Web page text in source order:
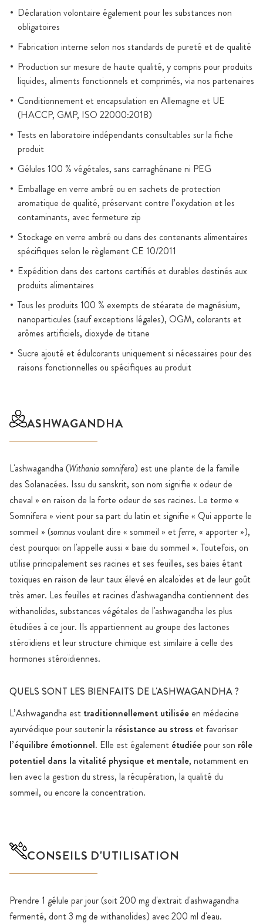
Déclaration volontaire également pour les substances non
obligatoires
Fabrication interne selon nos standards de pureté et de qualité
Production sur mesure de haute qualité, y compris pour produits
liquides, aliments fonctionnels et comprimés, via nos partenaires
Conditionnement et encapsulation en Allemagne et UE
(HACCP, GMP, ISO 22000:2018)
Tests en laboratoire indépendants consultables sur la fiche
produit
Gélules 100 % végétales, sans carraghénane ni PEG
Emballage en verre ambré ou en sachets de protection
aromatique de qualité, préservant contre l’oxydation et les
contaminants, avec fermeture zip
Stockage en verre ambré ou dans des contenants alimentaires
spécifiques selon le règlement CE 10/2011
Expédition dans des cartons certifiés et durables destinés aux
produits alimentaires
Tous les produits 100 % exempts de stéarate de magnésium,
nanoparticules (sauf exceptions légales), OGM, colorants et
arômes artificiels, dioxyde de titane
Sucre ajouté et édulcorants uniquement si nécessaires pour des
raisons fonctionnelles ou spécifiques au produit
ASHWAGANDHA
L'ashwagandha (Withania somnifera) est une plante de la famille
des Solanacées. Issu du sanskrit, son nom signifie « odeur de
cheval » en raison de la forte odeur de ses racines. Le terme «
Somnifera » vient pour sa part du latin et signifie « Qui apporte le
sommeil » (somnusvoulant dire « sommeil » etferre, « apporter »),
c'est pourquoi on l'appelle aussi « baie du sommeil ». Toutefois, on
utilise principalement ses racines et ses feuilles, ses baies étant
toxiques en raison de leur taux élevé en alcaloïdes et de leur goût
très amer. Les feuilles et racines d'ashwagandha contiennent des
withanolides, substances végétales de l'ashwagandha les plus
étudiées à ce jour. Ils appartiennent au groupe des lactones
stéroïdiens et leur structure chimique est similaire à celle des
hormones stéroïdiennes.
QUELS SONT LES BIENFAITS DE L'ASHWAGANDHA ?
L’Ashwagandha est traditionnellement utilisée en médecine
ayurvédique pour soutenir la résistance au stress et favoriser
l’équilibre émotionnel. Elle est également étudiéepour son rôle
potentiel dans la vitalité physique et mentale, notamment en
lien avec la gestion du stress, la récupération, la qualité du
sommeil, ou encore la concentration.
CONSEILS D'UTILISATION
Prendre 1 gélule par jour (soit 200 mg d'extrait d'ashwagandha
fermenté, dont 3 mg de withanolides) avec 200 ml d'eau.